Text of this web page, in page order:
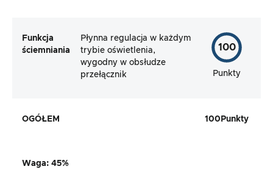
Funkcja
ściemniania
Płynna regulacja w każdym
trybie oświetlenia,
wygodny w obsłudze
przełącznik
100
Punkty
OGÓŁEM 100 Punkty
Waga: 45%